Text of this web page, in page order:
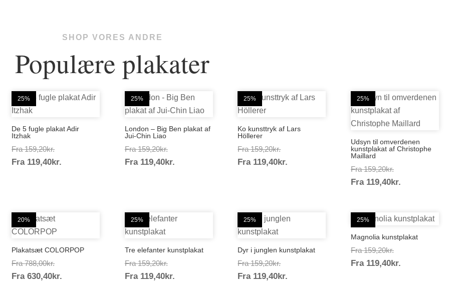
SHOP VORES ANDRE
Populære plakater
25%
De 5 fugle plakat Adir
Itzhak
Fra 159,20kr.Prisinterval:
159,20kr.
Fra 119,40kr.
25%
London – Big Ben plakat af
Jui-Chin Liao
Fra 159,20kr.Prisinterval:
159,20kr.
Fra 119,40kr.
25%
Ko kunsttryk af Lars
Höllerer
Fra 159,20kr.Prisinterval:
159,20kr.
Fra 119,40kr.
25%
Udsyn til omverdenen
kunstplakat af Christophe
Maillard
Fra 159,20kr.Prisinterval:
159,20kr.
Fra 119,40kr.
20%
Plakatsæt COLORPOP
Fra 788,00kr.Prisinterval:
788,00kr.
Fra 630,40kr.
25%
Tre elefanter kunstplakat
Fra 159,20kr.Prisinterval:
159,20kr.
Fra 119,40kr.Prisinterval:
25%
Dyr i junglen kunstplakat
Fra 159,20kr.Prisinterval:
159,20kr.
Fra 119,40kr.
25%
Magnolia kunstplakat
Fra 159,20kr.Prisinterval:
159,20kr.
Fra 119,40kr.Prisinterval: